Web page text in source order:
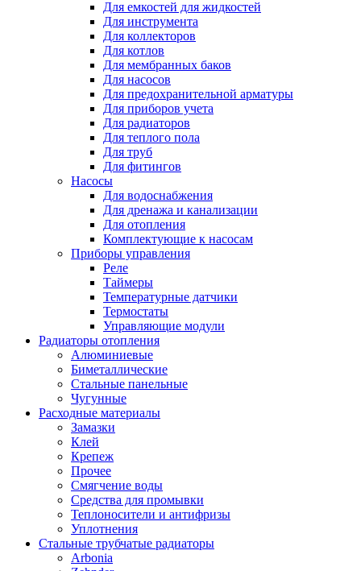
Для емкостей для жидкостей
Для инструмента
Для коллекторов
Для котлов
Для мембранных баков
Для насосов
Для предохранительной арматуры
Для приборов учета
Для радиаторов
Для теплого пола
Для труб
Для фитингов
Насосы
Для водоснабжения
Для дренажа и канализации
Для отопления
Комплектующие к насосам
Приборы управления
Реле
Таймеры
Температурные датчики
Термостаты
Управляющие модули
Радиаторы отопления
Алюминиевые
Биметаллические
Стальные панельные
Чугунные
Расходные материалы
Замазки
Клей
Крепеж
Прочее
Смягчение воды
Средства для промывки
Теплоносители и антифризы
Уплотнения
Стальные трубчатые радиаторы
Arbonia